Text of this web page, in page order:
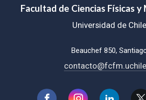
Facultad de Ciencias Físicas
Universidad de Chile
Beauchef 850,